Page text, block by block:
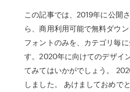
この記事では、2019年に公開
ら、商用利用可能で無料ダウ
フォントのみを、カテゴリ毎
す。2020年に向けてのデザイ
てみてはいかがでしょう。
しました。 あけましておめで